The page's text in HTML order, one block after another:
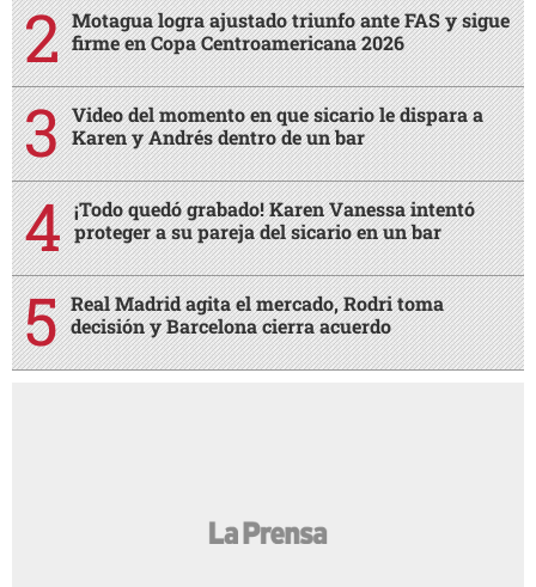
Motagua logra ajustado triunfo ante FAS y sigue
firme en Copa Centroamericana 2026
Video del momento en que sicario le dispara a
Karen y Andrés dentro de un bar
¡Todo quedó grabado! Karen Vanessa intentó
proteger a su pareja del sicario en un bar
Real Madrid agita el mercado, Rodri toma
decisión y Barcelona cierra acuerdo